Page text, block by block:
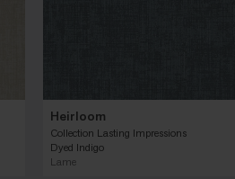
Heirloom
Collection Lasting Impressions
Dyed Indigo
Lame